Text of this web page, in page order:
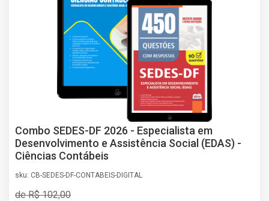
Combo SEDES-DF 2026 - Especialista em
Desenvolvimento e Assistência Social (EDAS) -
Ciências Contábeis
sku: CB-SEDES-DF-CONTABEIS-DIGITAL
de R$ 102,00